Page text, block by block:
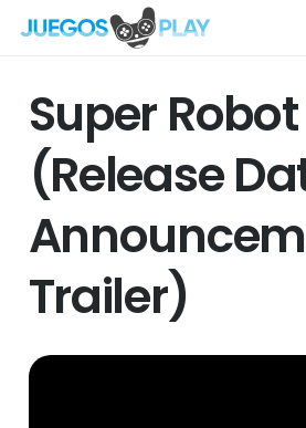
Super
(Release
Trailer)